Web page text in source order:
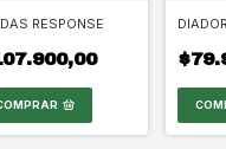
RESPONSE